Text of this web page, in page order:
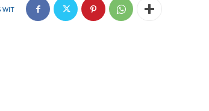
WIT